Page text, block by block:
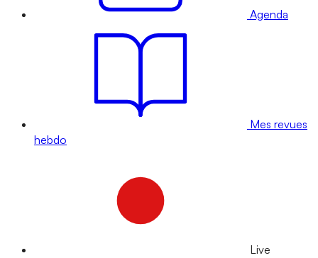
Agenda
Mes revues
hebdo
Live